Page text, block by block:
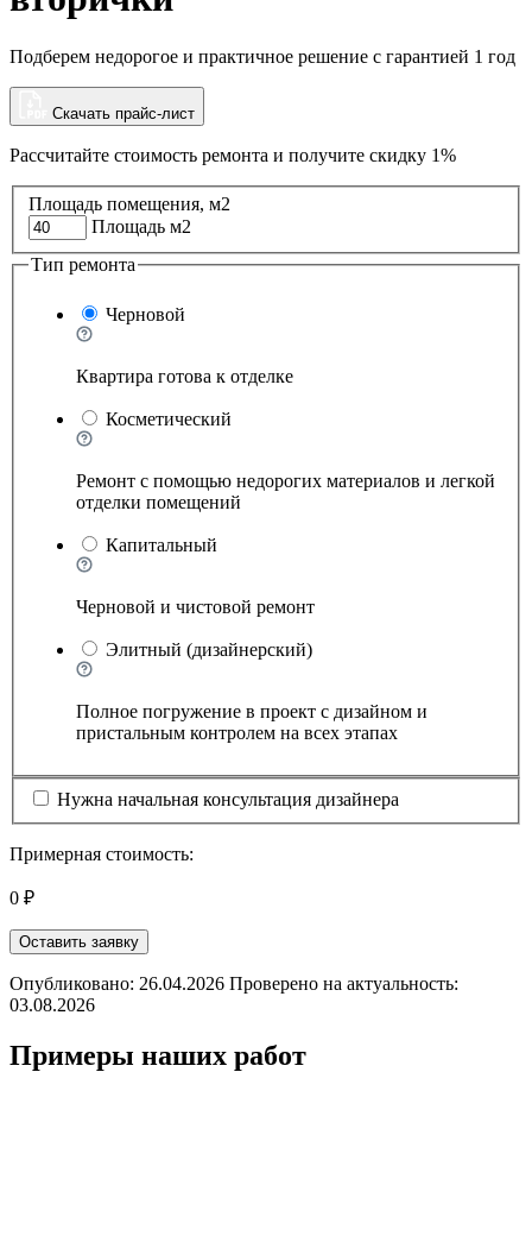
Подберем недорогое и практичное решение с гарантией 1 год
Скачать прайс-лист
Рассчитайте стоимость ремонта и получите скидку 1%
Площадь помещения, м2
Площадь м2
Тип ремонта
Черновой
Квартира готова к отделке
Косметический
Ремонт с помощью недорогих материалов и легкой
отделки помещений
Капитальный
Черновой и чистовой ремонт
Элитный (дизайнерский)
Полное погружение в проект с дизайном и
пристальным контролем на всех этапах
Нужна начальная консультация дизайнера
Примерная стоимость:
0 ₽
Оставить заявку
Опубликовано: 26.04.2026 Проверено на актуальность:
03.08.2026
Примеры наших работ